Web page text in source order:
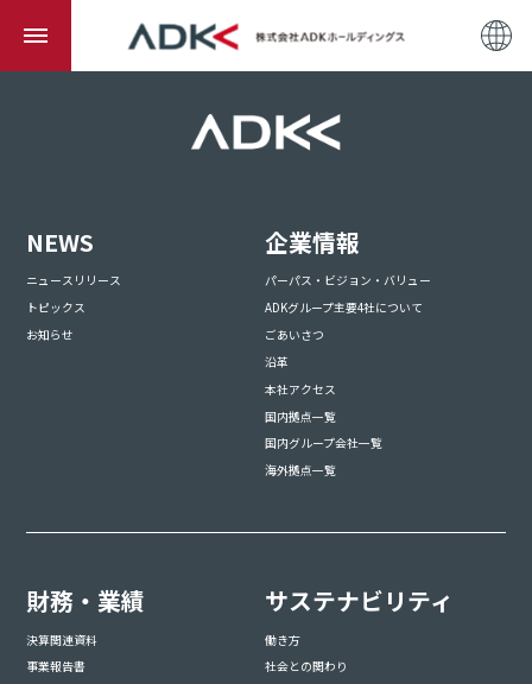
NEWS
ニュースリリース
トピックス
お知らせ
企業情報
パーパス・ビジョン・バリュー
ADKグループ主要4社について
ごあいさつ
沿革
本社アクセス
国内拠点一覧
国内グループ会社一覧
海外拠点一覧
財務・業績
決算関連資料
事業報告書
サステナビリティ
働き方
社会との関わり